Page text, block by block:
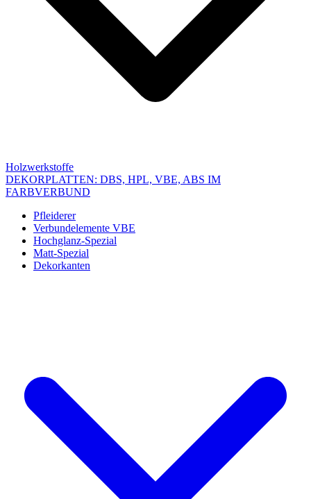
Holzwerkstoffe
DEKORPLATTEN: DBS, HPL, VBE, ABS IM
FARBVERBUND
Pfleiderer
Verbundelemente VBE
Hochglanz-Spezial
Matt-Spezial
Dekorkanten